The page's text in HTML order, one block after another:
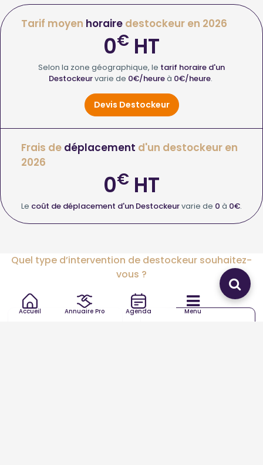
Accueil Annuaire Pro Agenda Menu
Tarif moyen horaire destockeur en 2026
0€ HT
Selon la zone géographique, le tarif horaire d'un
Destockeurvarie de 0€/heureà 0€/heure.
Devis Destockeur
Frais de déplacement d'un destockeur en
2026
0€ HT
Le coût de déplacement d'un Destockeurvarie de 0 à 0€.
Quel type d’intervention de destockeur souhaitez-
vous ?